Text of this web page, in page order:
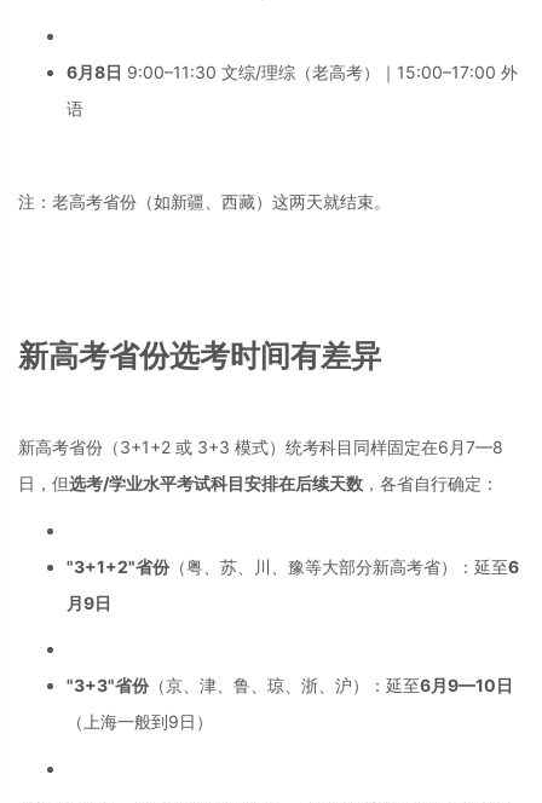
6月8日 9:00–11:30 文综/理综（老高考）｜15:00–17:00 外
语
注：老高考省份（如新疆、西藏）这两天就结束。
新高考省份选考时间有差异
新高考省份（3+1+2 或 3+3 模式）统考科目同样固定在6月7—8
日，但选考/学业水平考试科目安排在后续天数 ，各省自行确定：
"3+1+2"省份（粤、苏、川、豫等大部分新高考省）：延至6
月9日
"3+3"省份（京、津、鲁、琼、浙、沪）：延至6月9—10日
（上海一般到9日）